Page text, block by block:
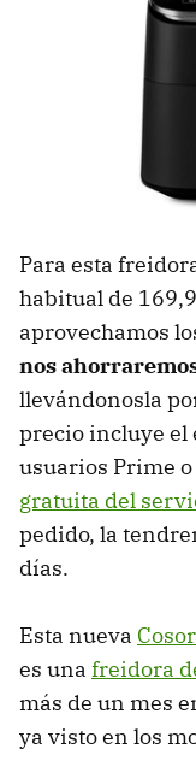
Para esta
habitual de
aprovechamos
nos
llevándonosla
precio incluye el
usuarios Prime
gratuita del
pedido, la
días.
Esta nueva
es una freidora
más de un mes
ya visto en los